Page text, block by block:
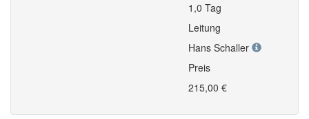
1,0 Tag
Leitung
Hans Schaller
Preis
215,00 €